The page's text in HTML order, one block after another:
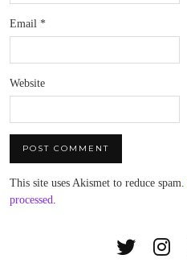
Email *
Website
This site uses Akismet to reduce spam.
processed.